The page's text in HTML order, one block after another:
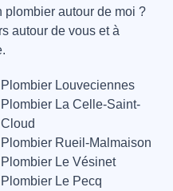
plombier autour de moi ?
autour de vous et à
Plombier Louveciennes
Plombier La Celle-Saint-
Cloud
Plombier Rueil-Malmaison
Plombier Le Vésinet
Plombier Le Pecq